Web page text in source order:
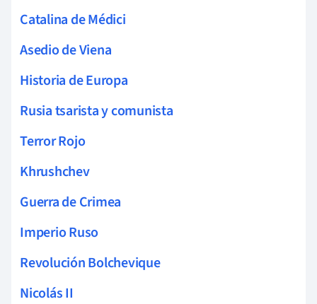
Catalina de Médici
Asedio de Viena
Historia de Europa
Rusia tsarista y comunista
Terror Rojo
Khrushchev
Guerra de Crimea
Imperio Ruso
Revolución Bolchevique
Nicolás II